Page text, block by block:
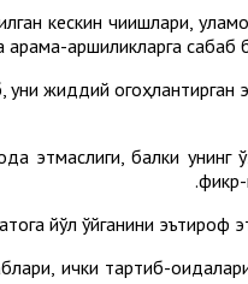
кескин чиқишлари,
қаршиликларга сабаб
жиддий огоҳлантирган
этмаслиги, балки унинг
фикр-
йўл қўйганини эътироф
ички тартиб-